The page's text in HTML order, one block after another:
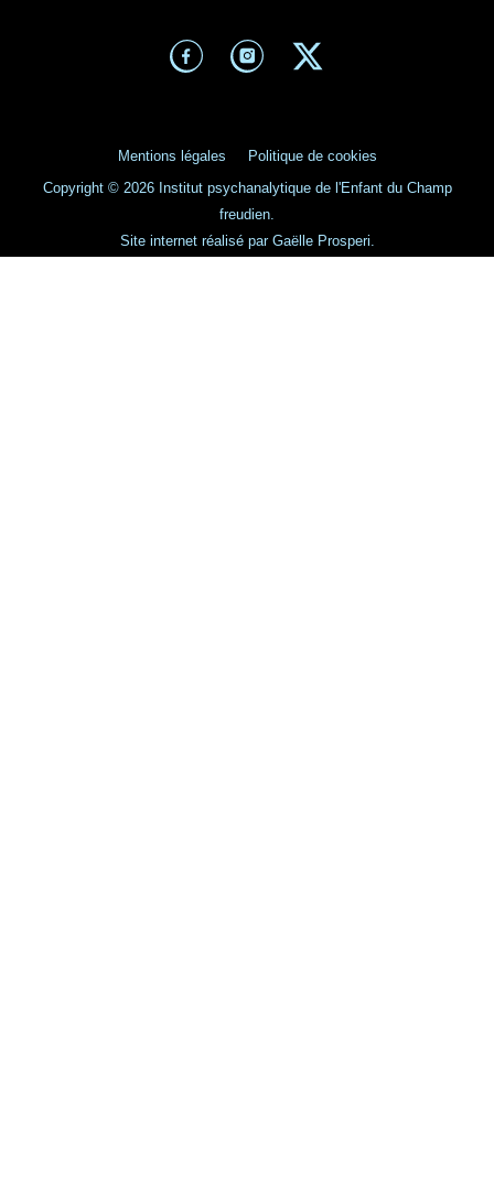
Mentions légales
Politique de cookies
Copyright © 2026 Institut psychanalytique de l'Enfant du Champ
freudien.
Site internet réalisé par Gaëlle Prosperi.